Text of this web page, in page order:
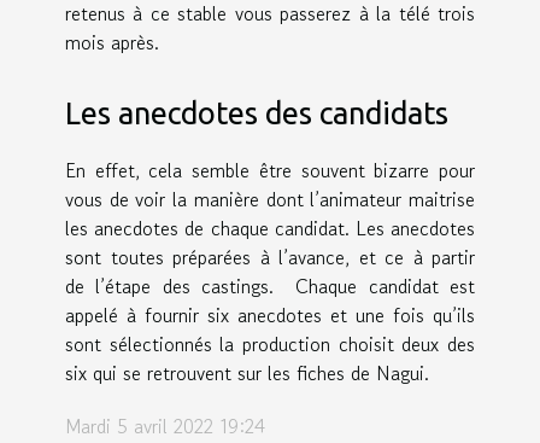
retenus à ce stable vous passerez à la télé trois
mois après.
Les anecdotes des candidats
En effet, cela semble être souvent bizarre pour
vous de voir la manière dont l’animateur maitrise
les anecdotes de chaque candidat. Les anecdotes
sont toutes préparées à l’avance, et ce à partir
de l’étape des castings. Chaque candidat est
appelé à fournir six anecdotes et une fois qu’ils
sont sélectionnés la production choisit deux des
six qui se retrouvent sur les fiches de Nagui.
Mardi 5 avril 2022 19:24